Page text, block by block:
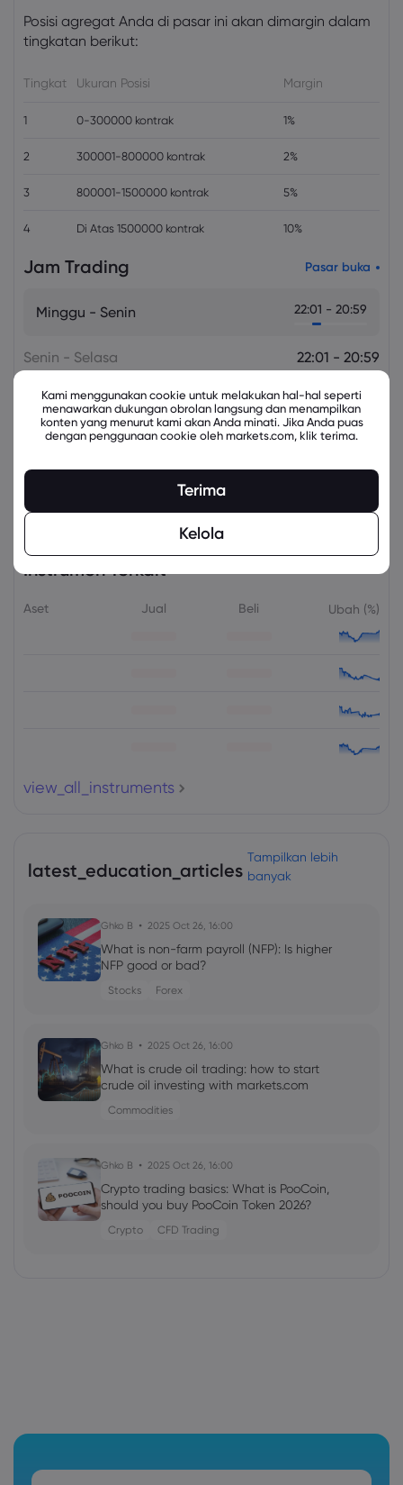
Posisi agregat Anda di pasar ini akan dimargin dalam
tingkatan berikut:
Tingkat Ukuran Posisi Margin
1 0-300000 kontrak 1%
2 300001-800000 kontrak 2%
3 800001-1500000 kontrak 5%
4 Di Atas 1500000 kontrak 10%
Jam Trading Pasar buka
Minggu - Senin 22:01 - 20:59
Senin - Selasa 22:01 - 20:59
Selasa - Rabu 22:01 - 20:59
Rabu - Kamis 22:01 - 20:59
Instrumen Terkait
Aset Jual Beli Ubah (%)
view_all_instruments
latest_education_articles
Tampilkan lebih
banyak
Ghko B 2025 Oct 26, 16:00
What is non-farm payroll (NFP): Is higher
NFP good or bad?
Stocks Forex
Ghko B 2025 Oct 26, 16:00
What is crude oil trading: how to start
crude oil investing with markets.com
Commodities
Ghko B 2025 Oct 26, 16:00
Crypto trading basics: What is PooCoin,
should you buy PooCoin Token 2026?
Crypto CFD Trading
Kami menggunakan cookie untuk melakukan hal-hal seperti
menawarkan dukungan obrolan langsung dan menampilkan
konten yang menurut kami akan Anda minati. Jika Anda puas
dengan penggunaan cookie oleh markets.com, klik terima.
Terima
Kelola